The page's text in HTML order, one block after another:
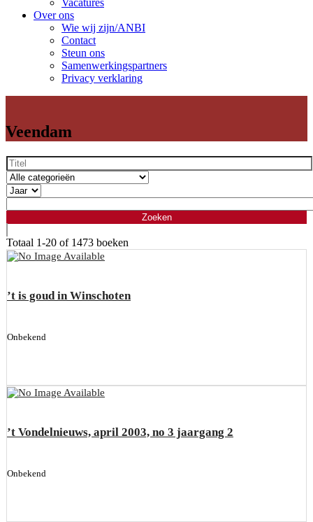
Vacatures
Over ons
Wie wij zijn/ANBI
Contact
Steun ons
Samenwerkingspartners
Privacy verklaring
Veendam
Totaal 1-20 of 1473 boeken
’t is goud in Winschoten
Onbekend
’t Vondelnieuws, april 2003, no 3 jaargang 2
Onbekend